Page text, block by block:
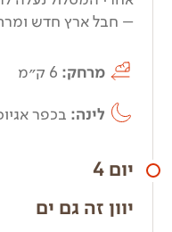
– חבל ארץ חדש
מרחק: 6 ק״מ
לינה: בכפר
יום 4
יוון זה גם ים